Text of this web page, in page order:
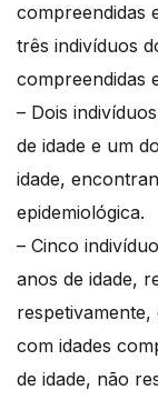
compreendidas
três indivíduos
compreendidas
– Dois
de idade e um
idade,
epidemiológica.
– Cinco
anos de idade,
com idades
de idade, não